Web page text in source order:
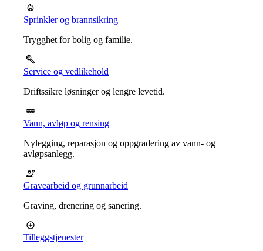
Sprinkler og brannsikring
Trygghet for bolig og familie.
Service og vedlikehold
Driftssikre løsninger og lengre levetid.
Vann, avløp og rensing
Nylegging, reparasjon og oppgradering av vann- og
avløpsanlegg.
Gravearbeid og grunnarbeid
Graving, drenering og sanering.
Tilleggstjenester